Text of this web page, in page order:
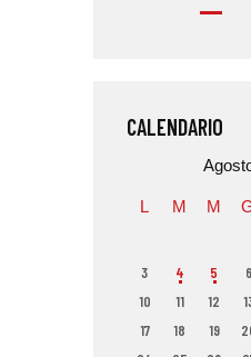
CALENDARIO
L M M
3
4 5 6
10
11 12
17
18 19